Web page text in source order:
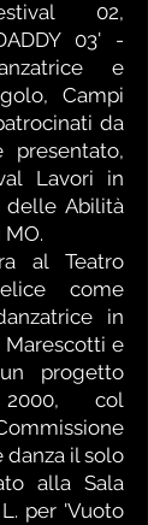
02,
03' -
e
Campi
da
Lavori in
Abilità
al Teatro
come
in
Marescotti e
progetto
col
danza il solo
alla Sala
per 'Vuoto